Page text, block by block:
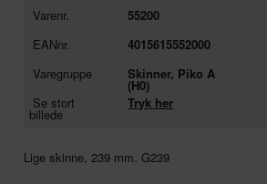
Varenr.
55200
EANnr.
4015615552000
Varegruppe
Skinner, Piko A
(H0)
Se stort
billede
Tryk her
Lige skinne, 239 mm. G239